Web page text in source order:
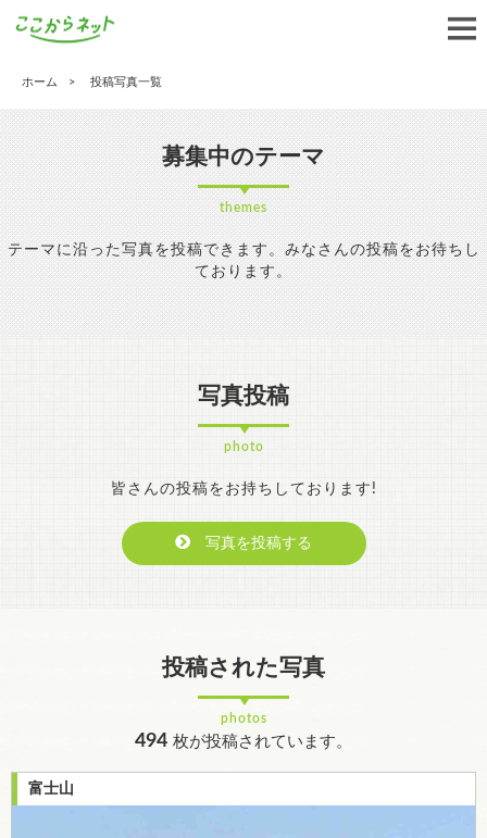
ホーム 投稿写真一覧
募集中のテーマ
themes
テーマに沿った写真を投稿できます。みなさんの投稿をお待ちし
ております。
写真投稿
photo
皆さんの投稿をお持ちしております!
写真を投稿する
投稿された写真
photos
494 枚が投稿されています。
富士山